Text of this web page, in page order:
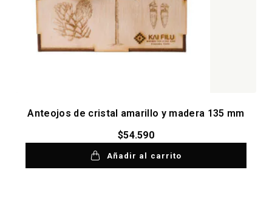
Anteojos de cristal amarillo y madera 135 mm
$54.590
Añadir al carrito